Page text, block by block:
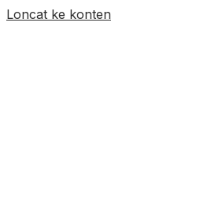
Loncat ke konten